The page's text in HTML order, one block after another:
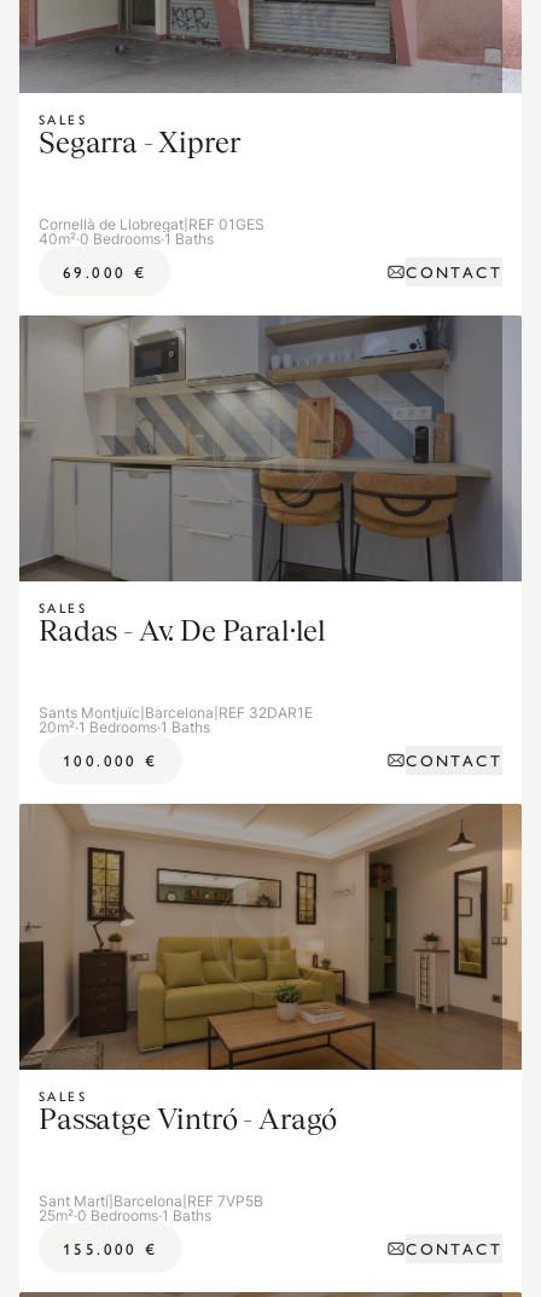
SALES
Segarra - Xiprer
Cornellà de Llobregat REF 01GES
40m²·0 Bedrooms·1 Baths
69.000 € CONTACT
SALES
Radas - Av. De Paral·lel
Sants Montjuïc Barcelona REF 32DAR1E
20m²·1 Bedrooms·1 Baths
100.000 € CONTACT
SALES
Passatge Vintró - Aragó
Sant Martí Barcelona REF 7VP5B
25m²·0 Bedrooms·1 Baths
155.000 € CONTACT